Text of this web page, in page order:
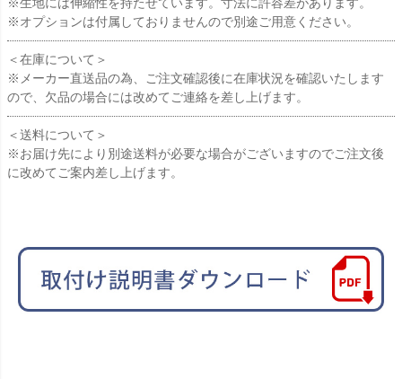
※生地には伸縮性を持たせています。寸法に許容差があります。
※オプションは付属しておりませんので別途ご用意ください。
＜在庫について＞
※メーカー直送品の為、ご注文確認後に在庫状況を確認いたします
ので、欠品の場合には改めてご連絡を差し上げます。
＜送料について＞
※お届け先により別途送料が必要な場合がございますのでご注文後
に改めてご案内差し上げます。